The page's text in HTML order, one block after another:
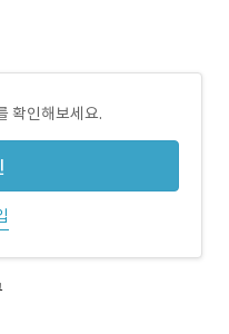
확인해보세요.